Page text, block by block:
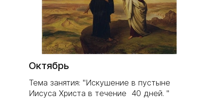
Октябрь
Тема занятия: "Искушение в пустыне
Иисуса Христа в течение 40 дней. "